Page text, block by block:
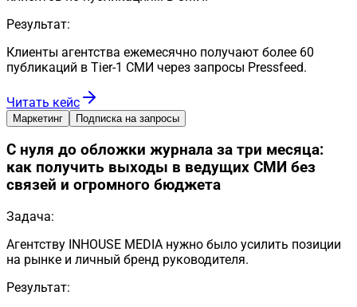
Результат:
Клиенты агентства ежемесячно получают более 60
публикаций в Tier-1 СМИ через запросы Pressfeed.
Читать кейс
Маркетинг Подписка на запросы
С нуля до обложки журнала за три месяца:
как получить выходы в ведущих СМИ без
связей и огромного бюджета
Задача:
Агентству INHOUSE MEDIA нужно было усилить позиции
на рынке и личный бренд руководителя.
Результат: